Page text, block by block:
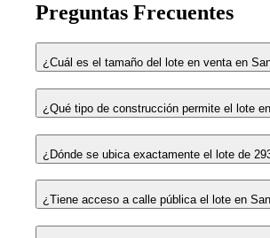
Preguntas Frecuentes
¿Cuál es el tamaño del lote en venta en
¿Qué tipo de construcción permite el lote
¿Dónde se ubica exactamente el lote de
¿Tiene acceso a calle pública el lote en